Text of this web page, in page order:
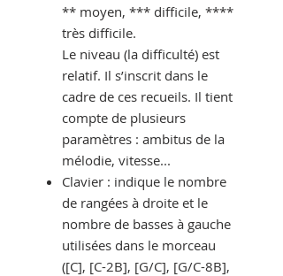
** moyen, *** difficile, ****
très difficile.
Le niveau (la difficulté) est
relatif. Il s’inscrit dans le
cadre de ces recueils. Il tient
compte de plusieurs
paramètres : ambitus de la
mélodie, vitesse...
Clavier : indique le nombre
de rangées à droite et le
nombre de basses à gauche
utilisées dans le morceau
([C], [C-2B], [G/C], [G/C-8B],